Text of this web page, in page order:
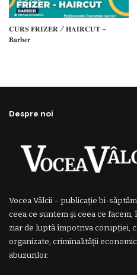
𝐂𝐔𝐑𝐒 𝐅𝐑𝐈𝐙𝐄𝐑 / 𝐇𝐀𝐈𝐑𝐂𝐔𝐓 –
𝐁𝐚𝐫𝐛𝐞𝐫
Despre noi
Vocea Vâlcii – publicație bi-
ceea ce suntem și ceea ce facem,
ziar de luptă împotriva corupției,
organizate, criminalității
abuzurilor.